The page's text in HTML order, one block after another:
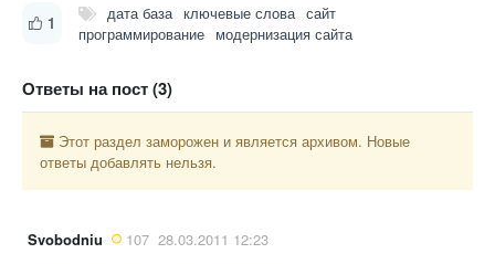
1 дата база ключевые слова сайт
программирование модернизация сайта
Ответы на пост (3)
Этот раздел заморожен и является архивом. Новые
ответы добавлять нельзя.
Svobodniu 107 28.03.2011 12:23